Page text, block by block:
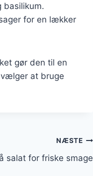
basilikum.
for en lækker
gør den til en
at bruge
NÆSTE
salat for friske smage